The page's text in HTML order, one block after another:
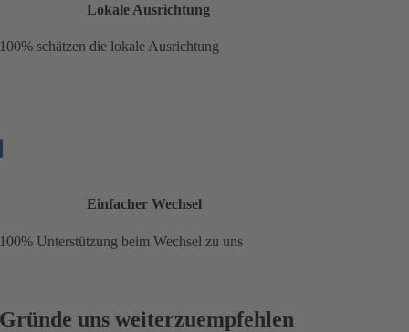
Lokale Ausrichtung
100% schätzen die lokale Ausrichtung
Einfacher Wechsel
100% Unterstützung beim Wechsel zu uns
Gründe uns weiterzuempfehlen